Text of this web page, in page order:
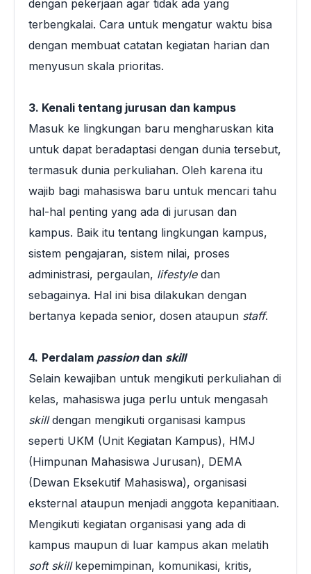
dengan pekerjaan agar tidak ada yang
terbengkalai. Cara untuk mengatur waktu bisa
dengan membuat catatan kegiatan harian dan
menyusun skala prioritas.
3. Kenali tentang jurusan dan kampus
Masuk ke lingkungan baru mengharuskan kita
untuk dapat beradaptasi dengan dunia tersebut,
termasuk dunia perkuliahan. Oleh karena itu
wajib bagi mahasiswa baru untuk mencari tahu
hal-hal penting yang ada di jurusan dan
kampus. Baik itu tentang lingkungan kampus,
sistem pengajaran, sistem nilai, proses
administrasi, pergaulan, lifestyledan
sebagainya. Hal ini bisa dilakukan dengan
bertanya kepada senior, dosen ataupun staff.
4. Perdalam passiondan skill
Selain kewajiban untuk mengikuti perkuliahan di
kelas, mahasiswa juga perlu untuk mengasah
skilldengan mengikuti organisasi kampus
seperti UKM (Unit Kegiatan Kampus), HMJ
(Himpunan Mahasiswa Jurusan), DEMA
(Dewan Eksekutif Mahasiswa), organisasi
eksternal ataupun menjadi anggota kepanitiaan.
Mengikuti kegiatan organisasi yang ada di
kampus maupun di luar kampus akan melatih
soft skillkepemimpinan, komunikasi, kritis,